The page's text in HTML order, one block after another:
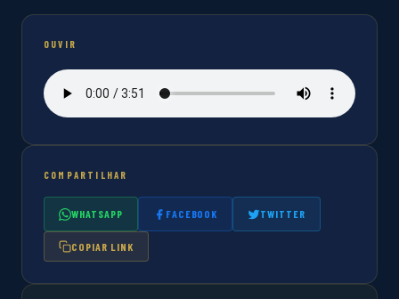
OUVIR
COMPARTILHAR
WHATSAPP FACEBOOK TWITTER
COPIAR LINK